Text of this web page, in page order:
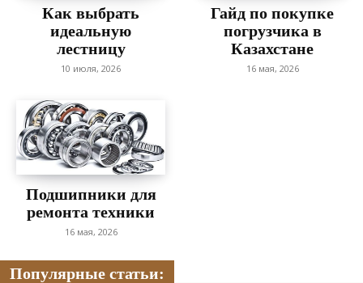
Как выбрать
идеальную
лестницу
10 июля, 2026
Гайд по покупке
погрузчика в
Казахстане
16 мая, 2026
Подшипники для
ремонта техники
16 мая, 2026
Популярные статьи: